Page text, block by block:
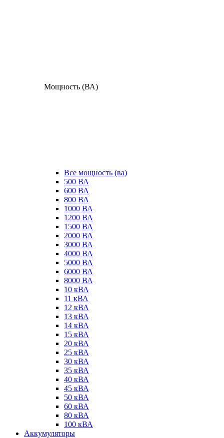
Мощность (ВА)
Все мощность (ва)
500 ВА
600 ВА
800 ВА
1000 ВА
1200 ВА
1500 ВА
2000 ВА
3000 ВА
4000 ВА
5000 ВА
6000 ВА
8000 ВА
10 кВА
11 кВА
12 кВА
13 кВА
14 кВА
15 кВА
20 кВА
25 кВА
30 кВА
35 кВА
40 кВА
45 кВА
50 кВА
60 кВА
80 кВА
100 кВА
Аккумуляторы